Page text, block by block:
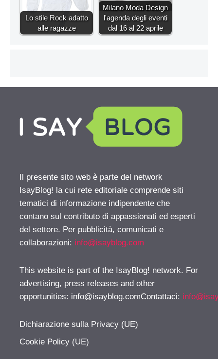
Lo stile Rock adatto
alle ragazze
Milano Moda Design
l'agenda degli eventi
dal 16 al 22 aprile
Il presente sito web è parte del network
IsayBlog! la cui rete editoriale comprende siti
tematici di informazione indipendente che
contano sul contributo di appassionati ed esperti
del settore. Per pubblicità, comunicati e
collaborazioni: info@isayblog.com
This website is part of the IsayBlog! network. For
advertising, press releases and other
opportunities: info@isayblog.comContattaci:
Dichiarazione sulla Privacy (UE)
Cookie Policy (UE)